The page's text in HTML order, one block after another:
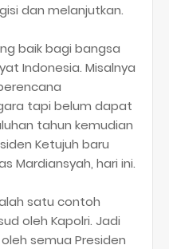
dan melanjutkan.
baik bagi bangsa
Indonesia. Misalnya
tapi belum dapat
tahun kemudian
Ketujuh baru
Mardiansyah, hari ini.
satu contoh
oleh Kapolri. Jadi
semua Presiden